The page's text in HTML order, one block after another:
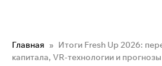
Главная
Итоги Fresh Up 2026:
капитала, VR-технологии и